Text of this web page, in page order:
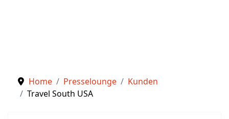
Home Presselounge
Kunden
Travel South USA